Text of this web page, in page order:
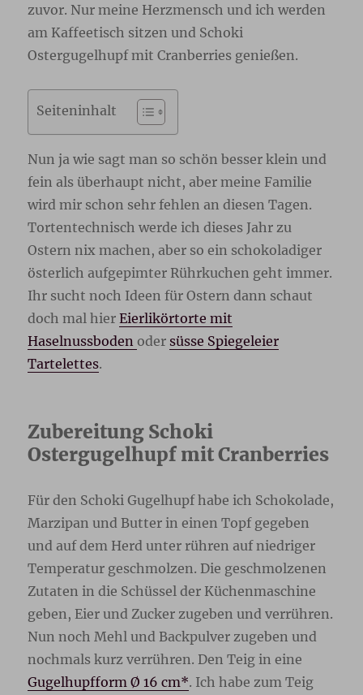
zuvor. Nur meine Herzmensch und ich werden
am Kaffeetisch sitzen und Schoki
Ostergugelhupf mit Cranberries genießen.
Seiteninhalt
Nun ja wie sagt man so schön besser klein und
fein als überhaupt nicht, aber meine Familie
wird mir schon sehr fehlen an diesen Tagen.
Tortentechnisch werde ich dieses Jahr zu
Ostern nix machen, aber so ein schokoladiger
österlich aufgepimter Rührkuchen geht immer.
Ihr sucht noch Ideen für Ostern dann schaut
doch mal hierEierlikörtorte mit
Haselnussbodenoder süsse Spiegeleier
Tartelettes.
Zubereitung Schoki
Ostergugelhupf mit Cranberries
Für den Schoki Gugelhupf habe ich Schokolade,
Marzipan und Butter in einen Topf gegeben
und auf dem Herd unter rühren auf niedriger
Temperatur geschmolzen. Die geschmolzenen
Zutaten in die Schüssel der Küchenmaschine
geben, Eier und Zucker zugeben und verrühren.
Nun noch Mehl und Backpulver zugeben und
nochmals kurz verrühren. Den Teig in eine
Gugelhupfform Ø 16 cm*. Ich habe zum Teig